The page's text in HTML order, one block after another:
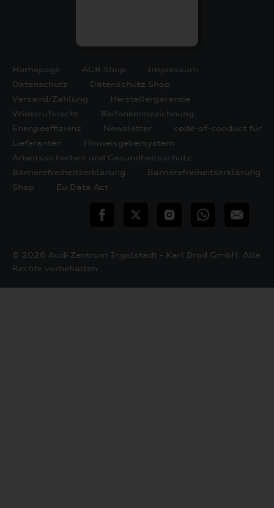
Homepage AGB Shop
Impressum
Datenschutz
Datenschutz Shop
Versand/Zahlung
Herstellergarantie
Widerrufsrecht
Reifenkennzeichnung
Energieeffizienz
Newsletter
code-of-conduct für
Lieferanten
Hinweisgebersystem
Arbeitssicherheit und Gesundheitsschutz
Barrierefreiheitserklärung
Barrierefreiheitserklärung
Shop
Eu Data Act
teilen Twitter InstagramWhatsApp
E-
© 2026 Audi Zentrum Ingolstadt - Karl Brod GmbH. Alle
Rechte vorbehalten